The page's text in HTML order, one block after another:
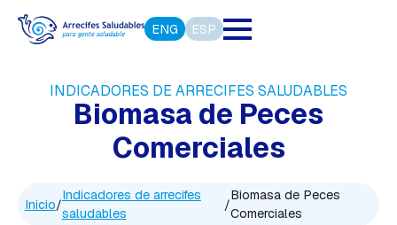
ENG ESP
INDICADORES DE ARRECIFES SALUDABLES
Biomasa de Peces
Comerciales
Inicio/
Indicadores de arrecifes
saludables
/
Biomasa de Peces
Comerciales